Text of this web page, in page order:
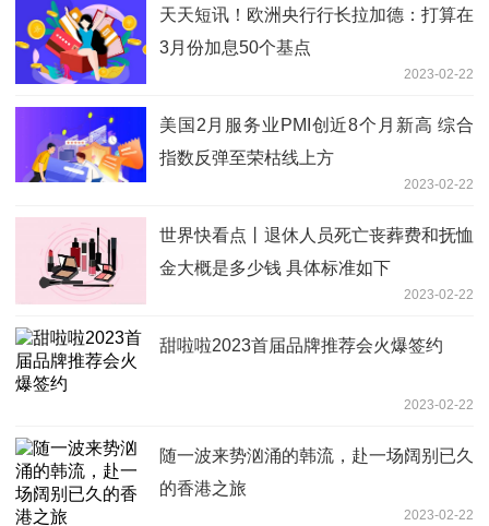
天天短讯！欧洲央行行长拉加德：打算在
3月份加息50个基点
2023-02-22
美国2月服务业PMI创近8个月新高 综合
指数反弹至荣枯线上方
2023-02-22
世界快看点丨退休人员死亡丧葬费和抚恤
金大概是多少钱 具体标准如下
2023-02-22
甜啦啦2023首届品牌推荐会火爆签约
2023-02-22
随一波来势汹涌的韩流，赴一场阔别已久
的香港之旅
2023-02-22